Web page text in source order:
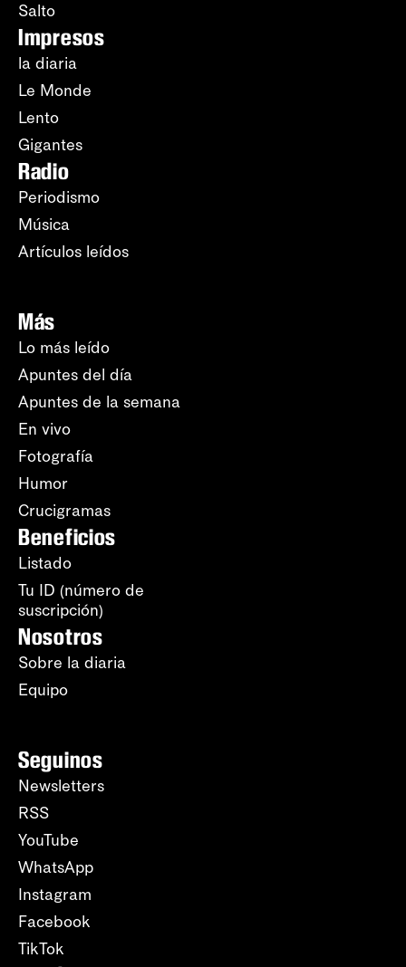
Salto
Impresos
la diaria
Le Monde
Lento
Gigantes
Radio
Periodismo
Música
Artículos leídos
Más
Lo más leído
Apuntes del día
Apuntes de la semana
En vivo
Fotografía
Humor
Crucigramas
Beneficios
Listado
Tu ID (número de
suscripción)
Nosotros
Sobre la diaria
Equipo
Seguinos
Newsletters
RSS
YouTube
WhatsApp
Instagram
Facebook
TikTok